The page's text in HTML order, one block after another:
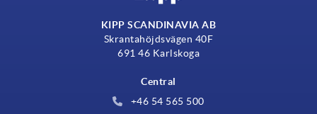
KIPP SCANDINAVIA AB
Skrantahöjdsvägen 40F
691 46 Karlskoga
Central
+46 54 565 500